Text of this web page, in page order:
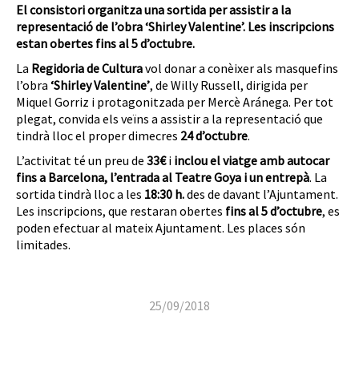
El consistori organitza una sortida per assistir a la
representació de l’obra ‘Shirley Valentine’. Les inscripcions
estan obertes fins al 5 d’octubre.
La Regidoria de Culturavol donar a conèixer als masquefins
l’obra ‘Shirley Valentine’, de Willy Russell, dirigida per
Miquel Gorriz i protagonitzada per Mercè Aránega. Per tot
plegat, convida els veïns a assistir a la representació que
tindrà lloc el proper dimecres 24 d’octubre.
L’activitat té un preu de 33€i inclou el viatge amb autocar
fins a Barcelona, l’entrada al Teatre Goya i un entrepà. La
sortida tindrà lloc a les 18:30 h.des de davant l’Ajuntament.
Les inscripcions, que restaran obertes fins al 5 d’octubre, es
poden efectuar al mateix Ajuntament. Les places són
limitades.
25/09/2018